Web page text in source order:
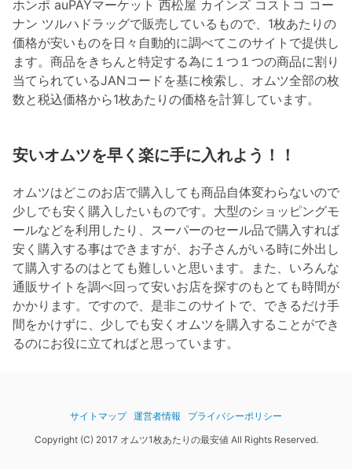
ホンポ auPAYマーケット 西松屋 カインズ コストコ コー
ナン ツルハドラッグで販売しているもので、1枚あたりの
価格が安いものを日々自動的に調べてこのサイトで提供し
ます。商品をきちんと特定する為に１つ１つの商品に割り
当てられているJANコードを基に検索し、オムツ全部の枚
数と税込価格から1枚あたりの価格を計算しています。
安いオムツを早く楽に手に入れよう！！
オムツはどこのお店で購入しても商品自体変わらないので
少しでも安く購入したいものです。大型のショッピングモ
ールなどを利用したり、スーパーのセール品で購入すれば
安く購入する事はできますが、お子さんがいる時に外出し
て購入するのはとても難しいと思います。また、いろんな
通販サイトを調べ回って安いお店を探すのもとても時間が
かかります。ですので、是非このサイトで、できるだけ手
間をかけずに、少しでも安くオムツを購入することができ
るのにお役に立てればと思っています。
サイトマップ 運営者情報
プライバシーポリシー
Copyright (C) 2017 オムツ1枚あたりの最安値 All Rights Reserved.